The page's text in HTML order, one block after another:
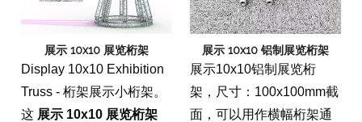
时尚的基础，旨在支持重
型照明阵列、360 度标牌
和品牌元素，同时保持国
际车展和豪华车发布所需
的高端美感。
展示 10x10 展览桁架
Display 10x10 Exhibition
Truss - 桁架展示小桁架。
这 展示 10x10 展览桁架
展示 10x10 铝制展览桁架
展示10x10铝制展览桁
架，尺寸：100x100mm截
面，可以用作横幅桁架通